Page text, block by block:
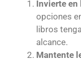
Invierte en
opciones
libros
alcance.
Mantente